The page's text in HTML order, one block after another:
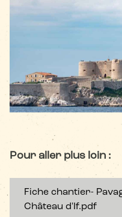
Pour aller plus loin :
Fiche chantier-
Château d'If.pdf